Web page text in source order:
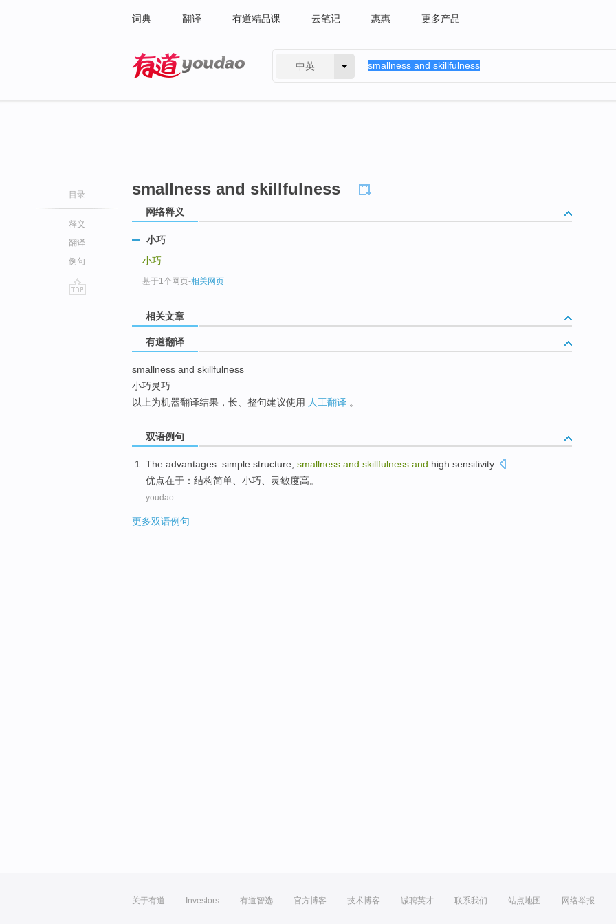
词典 翻译 有道精品课 云笔记 惠惠 更多产品
中英
目录
释义
翻译
例句
smallness and skillfulness
网络释义
小巧
小巧
基于1个网页-相关网页
相关文章
有道翻译
smallness and skillfulness
小巧灵巧
以上为机器翻译结果，长、整句建议使用 人工翻译 。
双语例句
The advantages: simple structure smallness and skillfulness and high sensitivity.
优点在于： 结构简单 、小巧、 灵敏度高。
youdao
更多双语例句
关于有道 Investors 有道智选 官方博客 技术博客 诚聘英才 联系我们 站点地图 网络举报